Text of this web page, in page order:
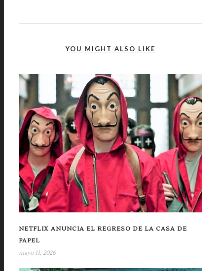
YOU MIGHT ALSO LIKE
NETFLIX ANUNCIA EL REGRESO DE LA CASA DE
PAPEL
mayo 11, 2026